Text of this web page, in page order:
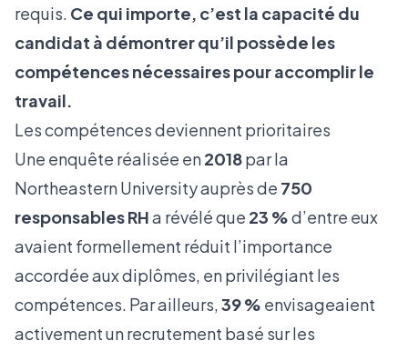
requis. Ce qui importe, c’est la capacité du
candidat à démontrer qu’il possède les
compétences nécessaires pour accomplir le
travail.
Les compétences deviennent prioritaires
Une enquête réalisée en2018par la
Northeastern University auprès de 750
responsables RHa révélé que 23 %d’entre eux
avaient formellement réduit l’importance
accordée aux diplômes, en privilégiant les
compétences. Par ailleurs,39 % envisageaient
activement un recrutement basé sur les